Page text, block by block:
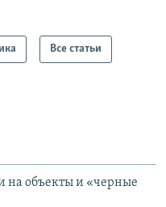
Все статьи
на объекты и «черные